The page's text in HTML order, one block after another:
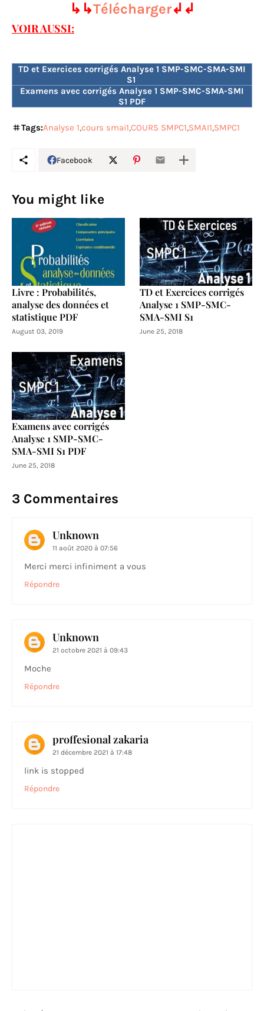
↳↳Télécharger↲↲
VOIR AUSSI:
TD et Exercices corrigés Analyse 1 SMP-SMC-SMA-SMI
S1
Examens avec corrigés Analyse 1 SMP-SMC-SMA-SMI
S1 PDF
Tags:Analyse 1 cours smai1 COURS SMPC1 SMAI1 SMPC1
Facebook
You might like
Livre : Probabilités,
analyse des données et
statistique PDF
August 03, 2019
TD et Exercices corrigés
Analyse 1 SMP-SMC-
SMA-SMI S1
June 25, 2018
Examens avec corrigés
Analyse 1 SMP-SMC-
SMA-SMI S1 PDF
June 25, 2018
3 Commentaires
Unknown
11 août 2020 à 07:56
Merci merci infiniment a vous
Répondre
Unknown
21 octobre 2021 à 09:43
Moche
Répondre
proffesional zakaria
21 décembre 2021 à 17:48
link is stopped
Répondre